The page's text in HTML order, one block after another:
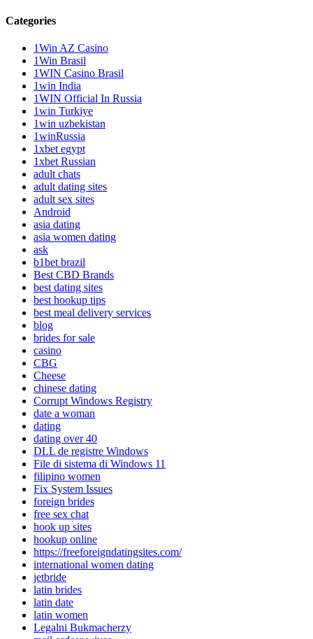
Categories
1Win AZ Casino
1Win Brasil
1WIN Casino Brasil
1win India
1WIN Official In Russia
1win Turkiye
1win uzbekistan
1winRussia
1xbet egypt
1xbet Russian
adult chats
adult dating sites
adult sex sites
Android
asia dating
asia women dating
ask
b1bet brazil
Best CBD Brands
best dating sites
best hookup tips
best meal delivery services
blog
brides for sale
casino
CBG
Cheese
chinese dating
Corrupt Windows Registry
date a woman
dating
dating over 40
DLL de registre Windows
File di sistema di Windows 11
filipino women
Fix System Issues
foreign brides
free sex chat
hook up sites
hookup online
https://freeforeigndatingsites.com/
international women dating
jetbride
latin brides
latin date
latin women
Legalni Bukmacherzy